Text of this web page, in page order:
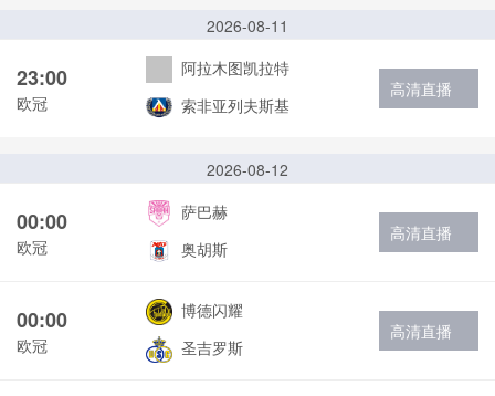
2026-08-11
23:00
欧冠
阿拉木图凯拉特
索非亚列夫斯基
高清直播
2026-08-12
00:00
欧冠
萨巴赫
奥胡斯
高清直播
00:00
欧冠
博德闪耀
圣吉罗斯
高清直播